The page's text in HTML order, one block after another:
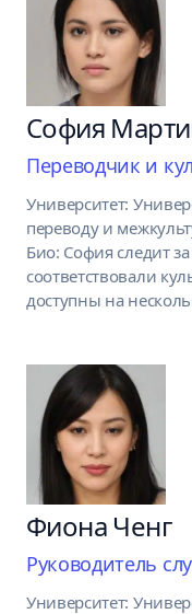
София
Переводчик и
Университет:
переводу и
Био: София следит
соответствовали
доступны на
Фиона Ченг
Руководитель
Университет: